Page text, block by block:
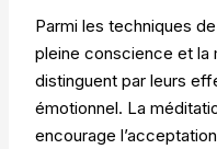
Parmi les techniques
pleine conscience et la
distinguent par leurs
émotionnel. La
encourage